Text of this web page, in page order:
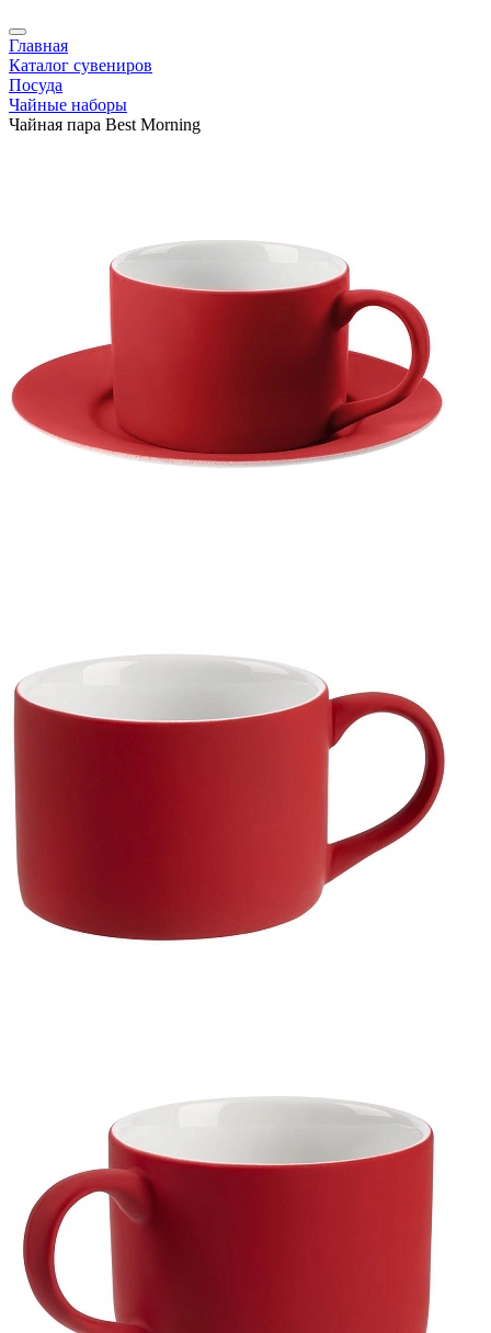
Главная
Каталог сувениров
Посуда
Чайные наборы
Чайная пара Best Morning